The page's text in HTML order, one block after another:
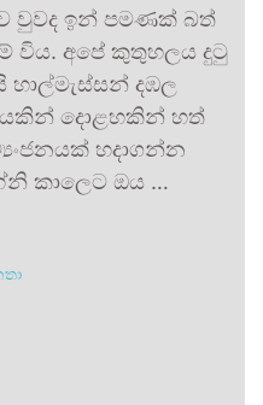
වුවද ඉන් පමණක් බත්
විය. අපේ කුතුහලය දුටු
හාල්මැස්සන් දඹල
දොළහකින් හත්
හදාගන්න
කාලෙට ඔය …